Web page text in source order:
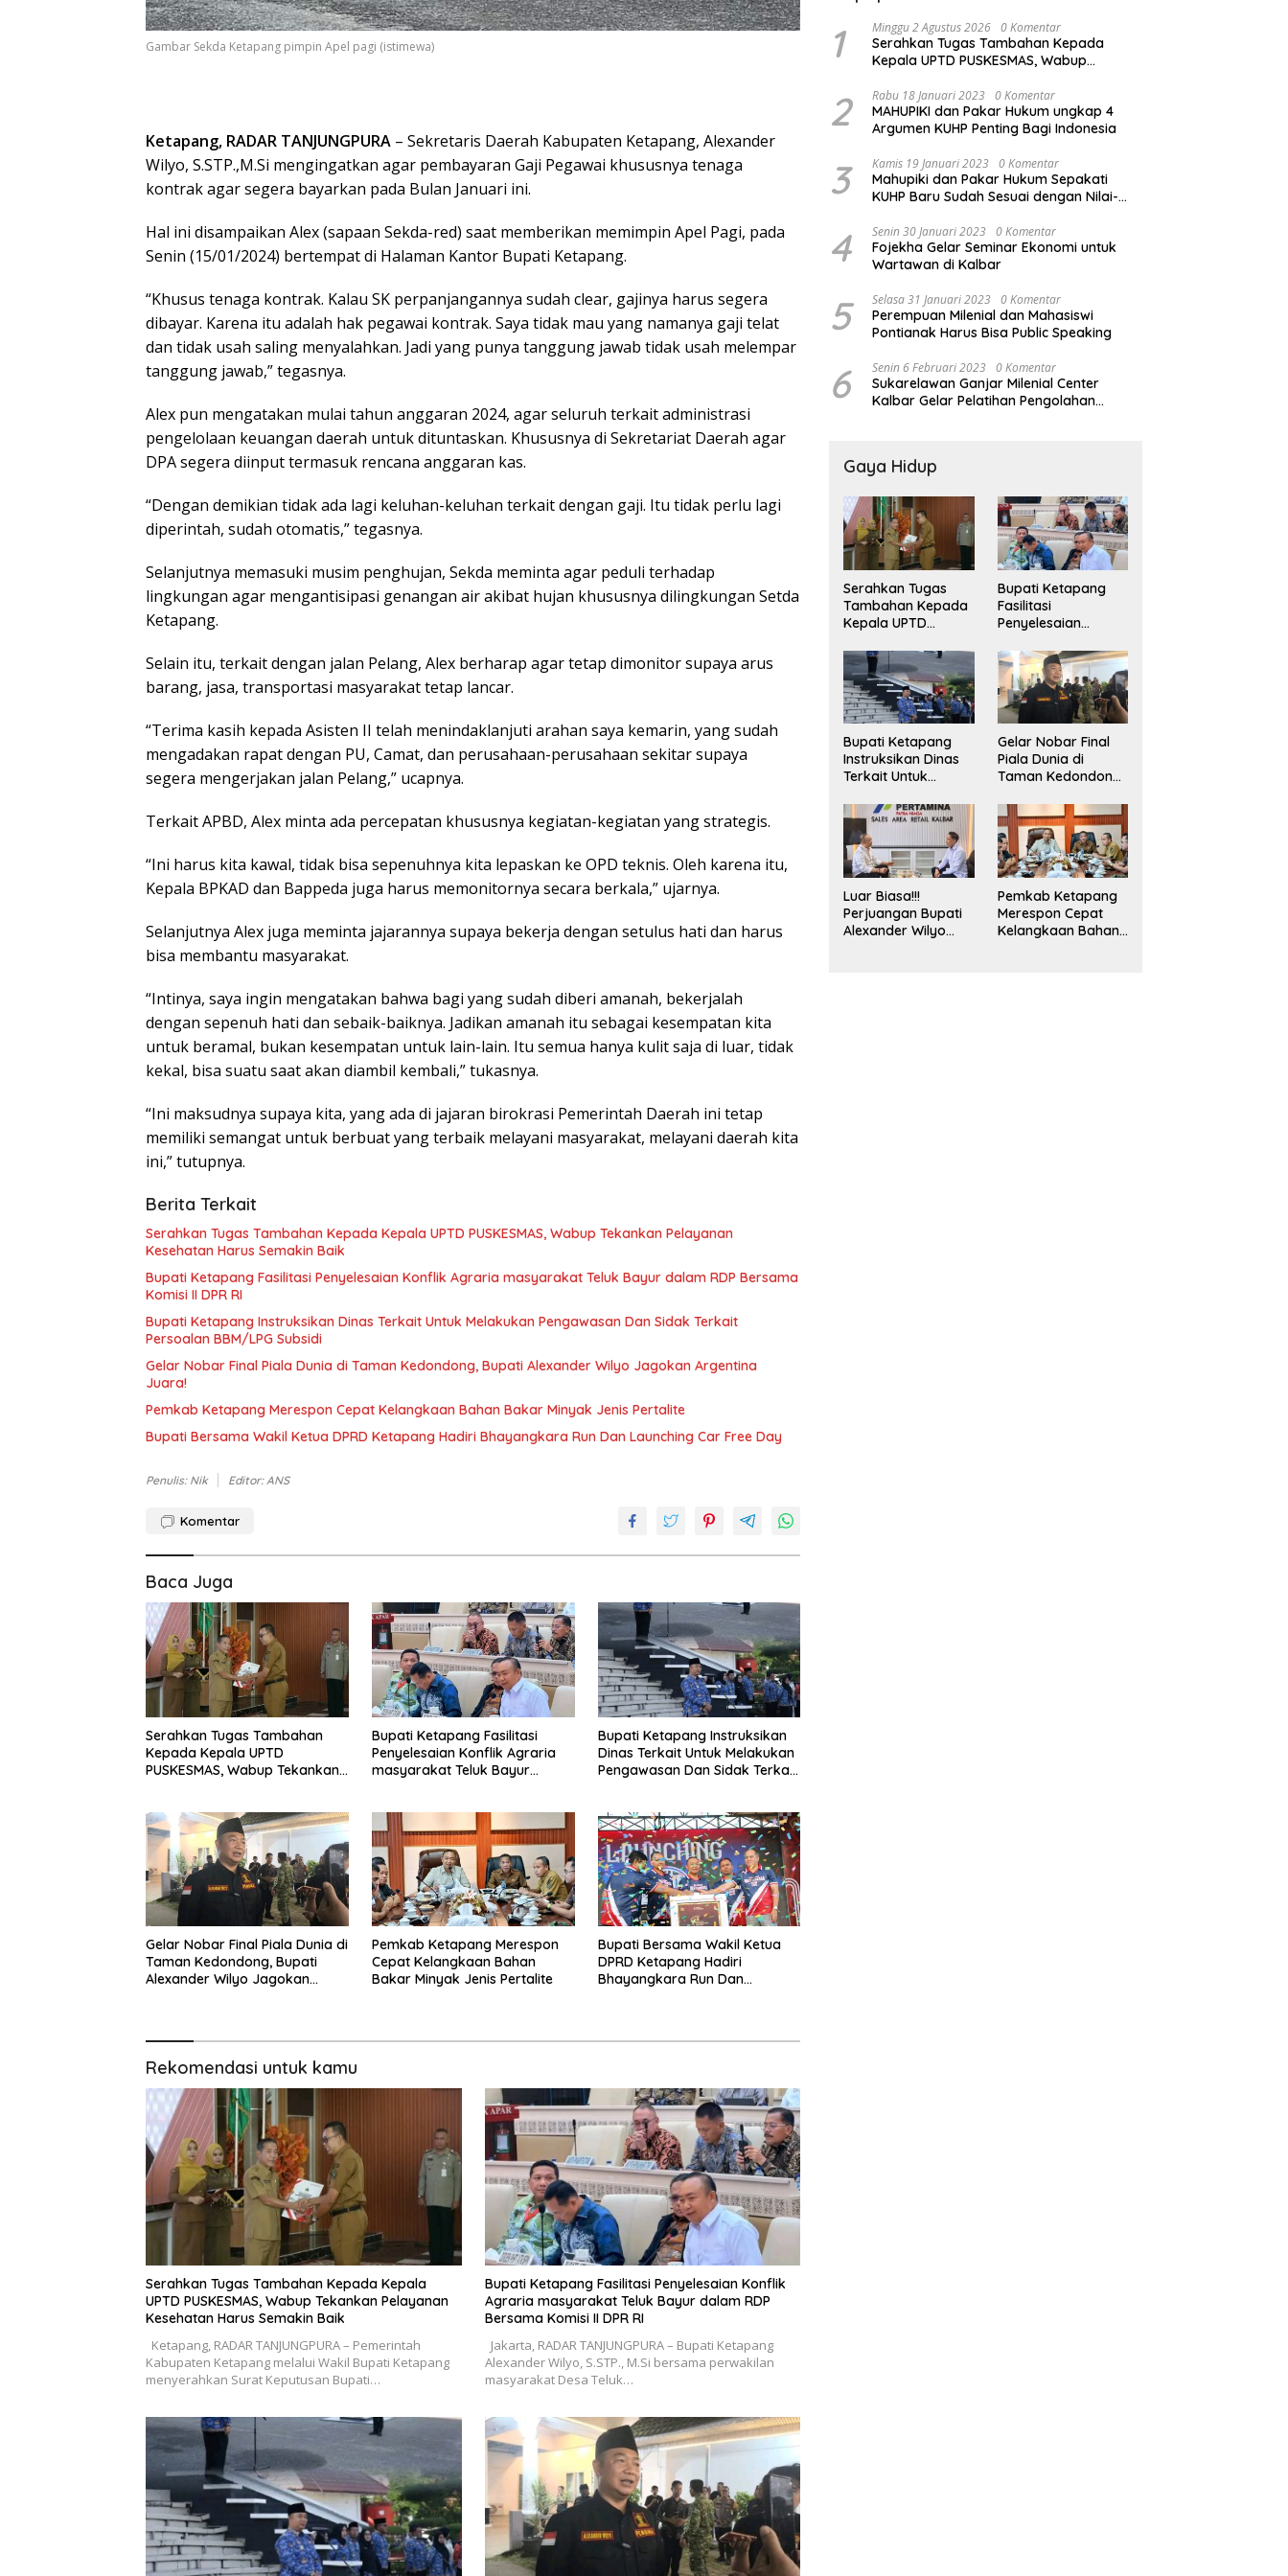
Gambar Sekda Ketapang pimpin Apel pagi (istimewa)
Ketapang, RADAR TANJUNGPURA – Sekretaris Daerah Kabupaten Ketapang, Alexander
Wilyo, S.STP.,M.Si mengingatkan agar pembayaran Gaji Pegawai khususnya tenaga
kontrak agar segera bayarkan pada Bulan Januari ini.
Hal ini disampaikan Alex (sapaan Sekda-red) saat memberikan memimpin Apel Pagi, pada
Senin (15/01/2024) bertempat di Halaman Kantor Bupati Ketapang.
“Khusus tenaga kontrak. Kalau SK perpanjangannya sudah clear, gajinya harus segera
dibayar. Karena itu adalah hak pegawai kontrak. Saya tidak mau yang namanya gaji telat
dan tidak usah saling menyalahkan. Jadi yang punya tanggung jawab tidak usah melempar
tanggung jawab,” tegasnya.
Alex pun mengatakan mulai tahun anggaran 2024, agar seluruh terkait administrasi
pengelolaan keuangan daerah untuk dituntaskan. Khususnya di Sekretariat Daerah agar
DPA segera diinput termasuk rencana anggaran kas.
“Dengan demikian tidak ada lagi keluhan-keluhan terkait dengan gaji. Itu tidak perlu lagi
diperintah, sudah otomatis,” tegasnya.
Selanjutnya memasuki musim penghujan, Sekda meminta agar peduli terhadap
lingkungan agar mengantisipasi genangan air akibat hujan khususnya dilingkungan Setda
Ketapang.
Selain itu, terkait dengan jalan Pelang, Alex berharap agar tetap dimonitor supaya arus
barang, jasa, transportasi masyarakat tetap lancar.
“Terima kasih kepada Asisten II telah menindaklanjuti arahan saya kemarin, yang sudah
mengadakan rapat dengan PU, Camat, dan perusahaan-perusahaan sekitar supaya
segera mengerjakan jalan Pelang,” ucapnya.
Terkait APBD, Alex minta ada percepatan khususnya kegiatan-kegiatan yang strategis.
“Ini harus kita kawal, tidak bisa sepenuhnya kita lepaskan ke OPD teknis. Oleh karena itu,
Kepala BPKAD dan Bappeda juga harus memonitornya secara berkala,” ujarnya.
Selanjutnya Alex juga meminta jajarannya supaya bekerja dengan setulus hati dan harus
bisa membantu masyarakat.
“Intinya, saya ingin mengatakan bahwa bagi yang sudah diberi amanah, bekerjalah
dengan sepenuh hati dan sebaik-baiknya. Jadikan amanah itu sebagai kesempatan kita
untuk beramal, bukan kesempatan untuk lain-lain. Itu semua hanya kulit saja di luar, tidak
kekal, bisa suatu saat akan diambil kembali,” tukasnya.
“Ini maksudnya supaya kita, yang ada di jajaran birokrasi Pemerintah Daerah ini tetap
memiliki semangat untuk berbuat yang terbaik melayani masyarakat, melayani daerah kita
ini,” tutupnya.
Berita Terkait
Serahkan Tugas Tambahan Kepada Kepala UPTD PUSKESMAS, Wabup Tekankan Pelayanan
Kesehatan Harus Semakin Baik
Bupati Ketapang Fasilitasi Penyelesaian Konflik Agraria masyarakat Teluk Bayur dalam RDP Bersama
Komisi II DPR RI
Bupati Ketapang Instruksikan Dinas Terkait Untuk Melakukan Pengawasan Dan Sidak Terkait
Persoalan BBM/LPG Subsidi
Gelar Nobar Final Piala Dunia di Taman Kedondong, Bupati Alexander Wilyo Jagokan Argentina
Juara!
Pemkab Ketapang Merespon Cepat Kelangkaan Bahan Bakar Minyak Jenis Pertalite
Bupati Bersama Wakil Ketua DPRD Ketapang Hadiri Bhayangkara Run Dan Launching Car Free Day
Penulis: Nik Editor: ANS
Komentar
Baca Juga
Serahkan Tugas Tambahan
Kepada Kepala UPTD
PUSKESMAS, Wabup Tekankan
Bupati Ketapang Fasilitasi
Penyelesaian Konflik Agraria
masyarakat Teluk Bayur
Bupati Ketapang Instruksikan
Dinas Terkait Untuk Melakukan
Pengawasan Dan Sidak Terkait
Gelar Nobar Final Piala Dunia di
Taman Kedondong, Bupati
Alexander Wilyo Jagokan
Pemkab Ketapang Merespon
Cepat Kelangkaan Bahan
Bakar Minyak Jenis Pertalite
Bupati Bersama Wakil Ketua
DPRD Ketapang Hadiri
Bhayangkara Run Dan
Rekomendasi untuk kamu
Serahkan Tugas Tambahan Kepada Kepala
UPTD PUSKESMAS, Wabup Tekankan Pelayanan
Kesehatan Harus Semakin Baik
Ketapang, RADAR TANJUNGPURA – Pemerintah
Kabupaten Ketapang melalui Wakil Bupati Ketapang
menyerahkan Surat Keputusan Bupati…
Bupati Ketapang Fasilitasi Penyelesaian Konflik
Agraria masyarakat Teluk Bayur dalam RDP
Bersama Komisi II DPR RI
Jakarta, RADAR TANJUNGPURA – Bupati Ketapang
Alexander Wilyo, S.STP., M.Si bersama perwakilan
masyarakat Desa Teluk…
1 Minggu 2 Agustus 2026 0 Komentar
Serahkan Tugas Tambahan Kepada
Kepala UPTD PUSKESMAS, Wabup
Semakin Baik
2 Rabu 18 Januari 2023 0 Komentar
MAHUPIKI dan Pakar Hukum ungkap 4
Argumen KUHP Penting Bagi Indonesia
3 Kamis 19 Januari 2023 0 Komentar
Mahupiki dan Pakar Hukum Sepakati
KUHP Baru Sudah Sesuai dengan Nilai-
4 Senin 30 Januari 2023 0 Komentar
Fojekha Gelar Seminar Ekonomi untuk
Wartawan di Kalbar
5 Selasa 31 Januari 2023 0 Komentar
Perempuan Milenial dan Mahasiswi
Pontianak Harus Bisa Public Speaking
6 Senin 6 Februari 2023 0 Komentar
Sukarelawan Ganjar Milenial Center
Kalbar Gelar Pelatihan Pengolahan
Gaya Hidup
Serahkan Tugas
Tambahan Kepada
Kepala UPTD
Tekankan
Pelayanan
Kesehatan Harus
Semakin Baik
Bupati Ketapang
Fasilitasi
Penyelesaian
masyarakat Teluk
Bayur dalam RDP
Bersama Komisi II
DPR RI
Bupati Ketapang
Instruksikan Dinas
Terkait Untuk
Pengawasan Dan
Sidak Terkait
Persoalan BBM/LPG
Subsidi
Gelar Nobar Final
Piala Dunia di
Taman Kedondong,
Wilyo Jagokan
Argentina Juara!
Luar Biasa!!!
Perjuangan Bupati
Alexander Wilyo
Pemkab Ketapang
Merespon Cepat
Kelangkaan Bahan